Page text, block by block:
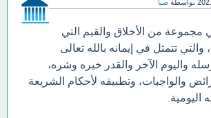
بواسطة صبا
من الأخلاق والقيم التي
تتمثل في إيمانه بالله تعالى
واليوم الآخر والقدر خيره وشره،
والواجبات، وتطبيقه لأحكام الشريعة
اليومية.